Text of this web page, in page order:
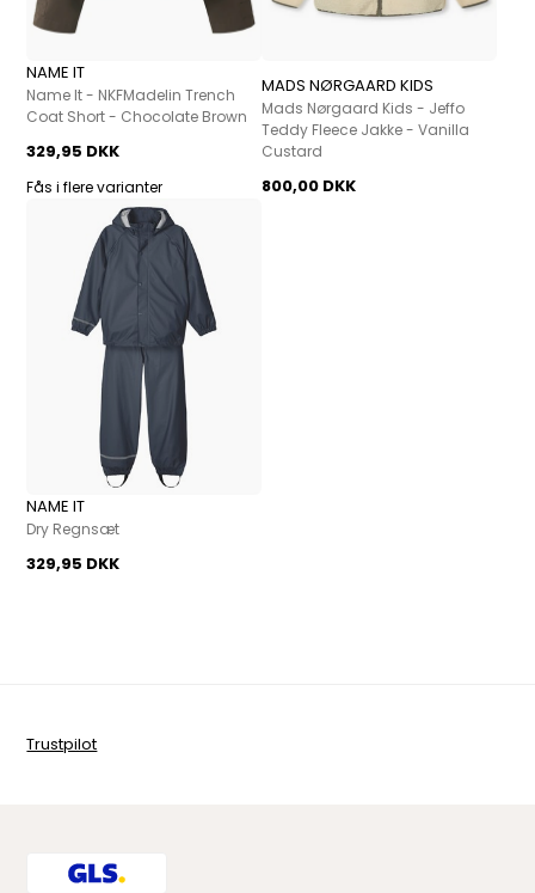
NAME IT
Name It - NKFMadelin Trench
Coat Short - Chocolate Brown
329,95 DKK
Fås i flere varianter
MADS NØRGAARD KIDS
Mads Nørgaard Kids - Jeffo
Teddy Fleece Jakke - Vanilla
Custard
800,00 DKK
NAME IT
Dry Regnsæt
329,95 DKK
Trustpilot